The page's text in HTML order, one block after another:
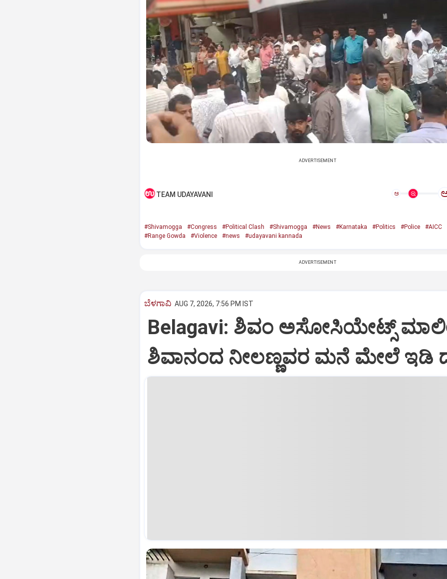
ADVERTISEMENT
TEAM UDAYAVANI ಅ
#Shivamogga #Congress #Political Clash #Shivamogga #News #Karnataka #Politics #Police #AICC
#Range Gowda
#Violence #news #udayavani kannada
ADVERTISEMENT
ಬೆಳಗಾವಿ AUG 7, 2026, 7:56 PM IST
Belagavi: ಶಿವಂ ಅಸೋಸಿಯೇಟ್ಸ್
ಶಿವಾನಂದ ನೀಲಣ್ಣವರ ಮನೆ ಮೇಲೆ ಇಡಿ‌